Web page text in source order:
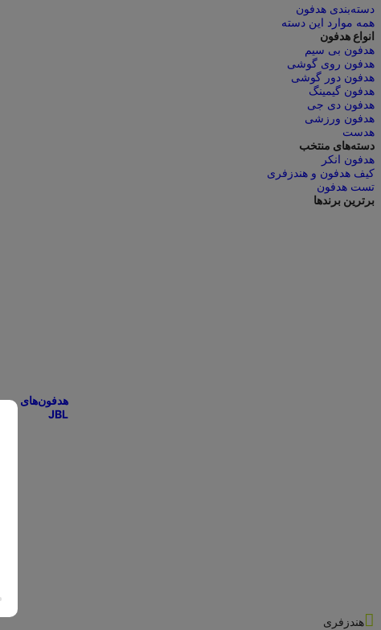
دسته‌بندی هدفون
همه موارد این دسته
انواع هدفون
هدفون بی سیم
هدفون روی گوشی
هدفون دور گوشی
هدفون گیمینگ
هدفون دی جی
هدفون ورزشی
هدست
دسته‌های منتخب
هدفون انکر
کیف هدفون و هندزفری
تست هدفون
برترین برندها
هدفون‌های
JBL
هندزفری